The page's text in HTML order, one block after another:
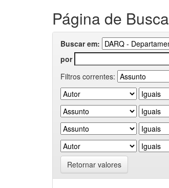
Página de Busca
Buscar em:
por
Filtros correntes:
Retornar valores